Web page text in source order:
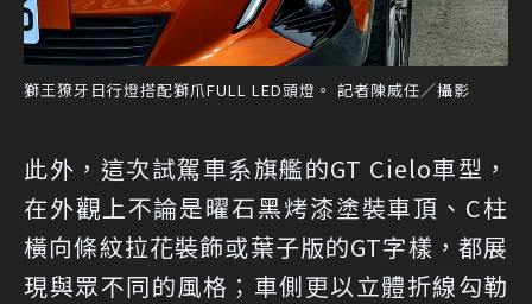
獅王獠牙日行燈搭配獅爪FULL LED頭燈。 記者陳威任／攝影
此外，這次試駕車系旗艦的GT Cielo車型，
在外觀上不論是曜石黑烤漆塗裝車頂、C柱
橫向條紋拉花裝飾或葉子版的GT字樣，都展
現與眾不同的風格；車側更以立體折線勾勒